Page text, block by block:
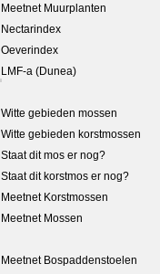
Meetnet Muurplanten
Nectarindex
Oeverindex
LMF-a (Dunea)
Witte gebieden mossen
Witte gebieden korstmossen
Staat dit mos er nog?
Staat dit korstmos er nog?
Meetnet Korstmossen
Meetnet Mossen
Meetnet Bospaddenstoelen